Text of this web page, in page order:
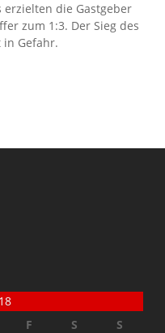
erzielten die Gastgeber
zum 1:3. Der Sieg des
in Gefahr.
F S
S